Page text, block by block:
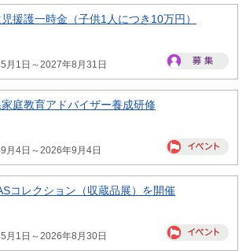
援護一時金（子供1人につき10万円）
月1日～2027年8月31日
庭教育アドバイザー養成研修
月4日～2026年9月4日
コレクション（収蔵品展）を開催
月1日～2026年8月30日